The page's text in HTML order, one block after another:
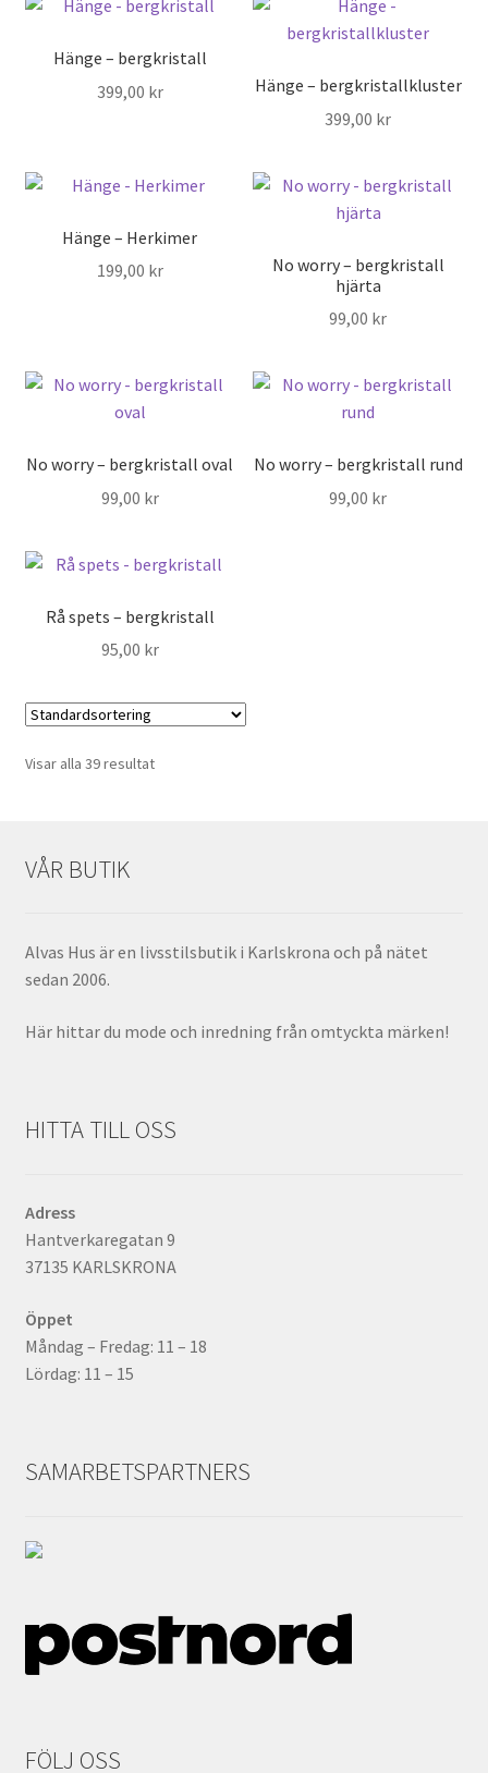
Hänge – bergkristall
399,00 kr
Hänge – bergkristallkluster
399,00 kr
Hänge – Herkimer
199,00 kr
No worry – bergkristall
hjärta
99,00 kr
No worry – bergkristall oval
99,00 kr
No worry – bergkristall rund
99,00 kr
Rå spets – bergkristall
95,00 kr
Visar alla 39 resultat
VÅR BUTIK
Alvas Hus är en livsstilsbutik i Karlskrona och på nätet
sedan 2006.
Här hittar du mode och inredning från omtyckta märken!
HITTA TILL OSS
Adress
Hantverkaregatan 9
37135 KARLSKRONA
Öppet
Måndag – Fredag: 11 – 18
Lördag: 11 – 15
SAMARBETSPARTNERS
FÖLJ OSS